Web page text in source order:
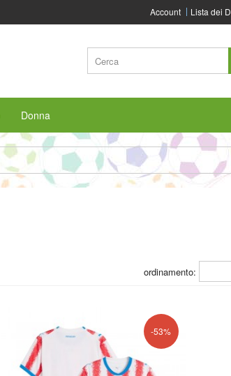
Account Lista dei
Donna
ordinamento:
-53%